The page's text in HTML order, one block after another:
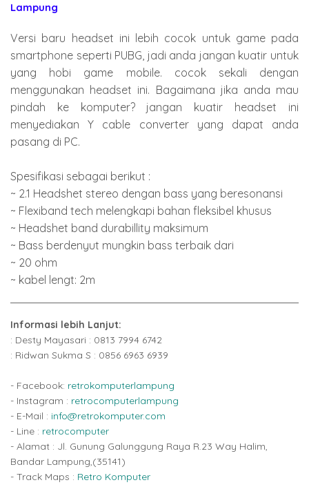
Lampung
Versi baru headset ini lebih cocok untuk game pada
smartphone seperti PUBG, jadi anda jangan kuatir untuk
yang hobi game mobile. cocok sekali dengan
menggunakan headset ini. Bagaimana jika anda mau
pindah ke komputer? jangan kuatir headset ini
menyediakan Y cable converter yang dapat anda
pasang di PC.
Spesifikasi sebagai berikut :
~ 2.1 Headshet stereo dengan bass yang beresonansi
~ Flexiband tech melengkapi bahan fleksibel khusus
~ Headshet band durabillity maksimum
~ Bass berdenyut mungkin bass terbaik dari
~ 20 ohm
~ kabel lengt: 2m
Informasi lebih Lanjut:
: Desty Mayasari : 0813 7994 6742
: Ridwan Sukma S : 0856 6963 6939
- Facebook: retrokomputerlampung
- Instagram : retrocomputerlampung
- E-Mail : info@retrokomputer.com
- Line : retrocomputer
- Alamat : Jl. Gunung Galunggung Raya R.23 Way Halim,
Bandar Lampung,(35141)
- Track Maps : Retro Komputer